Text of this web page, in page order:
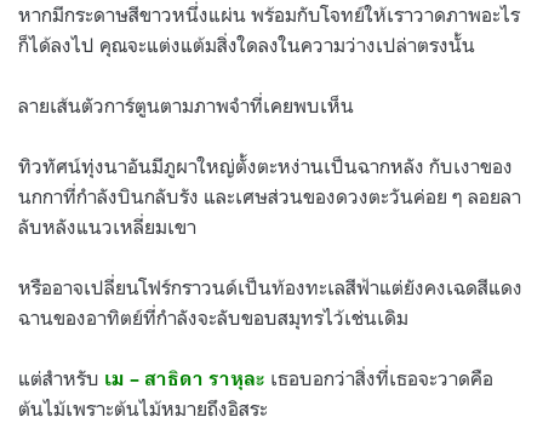
หากมีกระดาษสีขาวหนึ่งแผ่น พร้อมกับโจทย์ให้เราวาดภาพอะไร
ก็ได้ลงไป คุณจะแต่งแต้มสิ่งใดลงในความว่างเปล่าตรงนั้น
ลายเส้นตัวการ์ตูนตามภาพจำที่เคยพบเห็น
ทิวทัศน์ทุ่งนาอันมีภูผาใหญ่ตั้งตะหง่านเป็นฉากหลัง กับเงาของ
นกกาที่กำลังบินกลับรัง และเศษส่วนของดวงตะวันค่อย ๆ ลอยลา
ลับหลังแนวเหลี่ยมเขา
หรืออาจเปลี่ยนโฟร์กราวนด์เป็นท้องทะเลสีฟ้าแต่ยังคงเฉดสีแดง
ฉานของอาทิตย์ที่กำลังจะลับขอบสมุทรไว้เช่นเดิม
แต่สำหรับ เม – สาธิดา ราหุละ เธอบอกว่าสิ่งที่เธอจะวาดคือ
ต้นไม้เพราะต้นไม้หมายถึงอิสระ